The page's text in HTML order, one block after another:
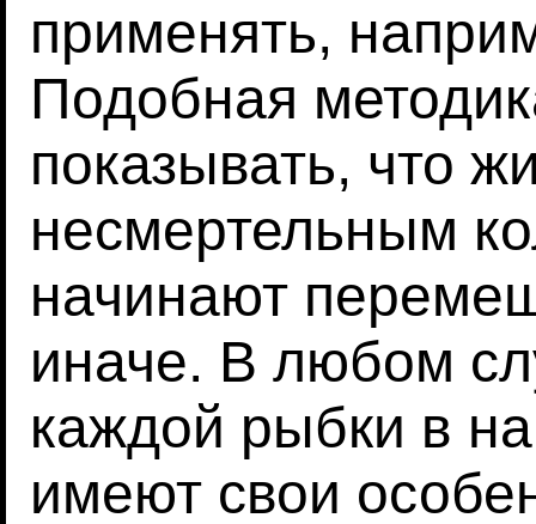
применять,
Подобная
показывать, что
несмертельным
начинают
иначе. В любом
каждой рыбки в
имеют свои